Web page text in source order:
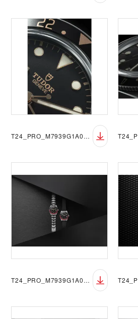
T24_PRO_M7939G1A0NRU-0001_012
T24_PRO_M7939G1A0NRU-0001_068